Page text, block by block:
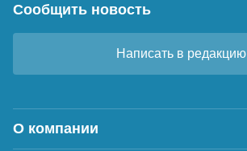
Сообщить новость
Написать в редакцию
О компании